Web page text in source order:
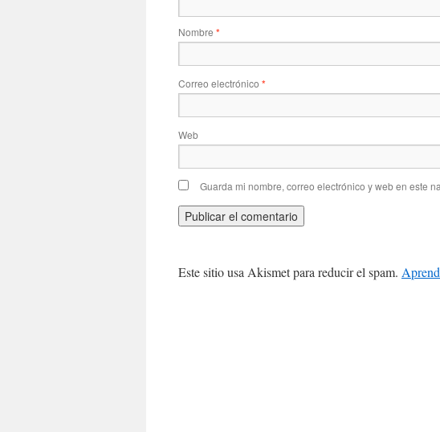
Nombre *
Correo electrónico *
Web
Guarda mi nombre, correo electrónico y web en este
Este sitio usa Akismet para reducir el spam.